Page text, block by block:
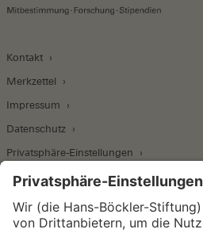
Kontakt
Merkzettel
Impressum
Datenschutz
Privatsphäre-Einstellungen
Wirtschafts- und